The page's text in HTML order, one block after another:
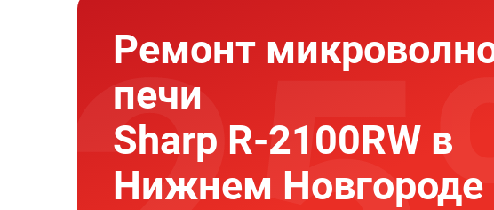
Ремонт
печи
Sharp R-2100RW в
Нижнем Новгороде